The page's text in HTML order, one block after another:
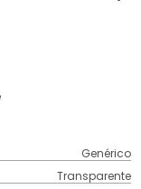
Genérico
Transparente